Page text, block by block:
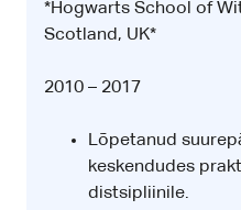
*Hogwarts School of
Scotland, UK*
2010 – 2017
Lõpetanud
keskendudes
distsipliinile.